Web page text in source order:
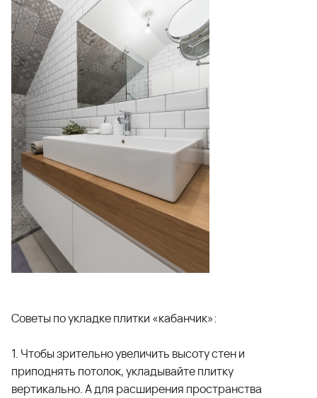
Советы по укладке плитки «кабанчик»:
1. Чтобы зрительно увеличить высоту стен и
приподнять потолок, укладывайте плитку
вертикально. А для расширения пространства